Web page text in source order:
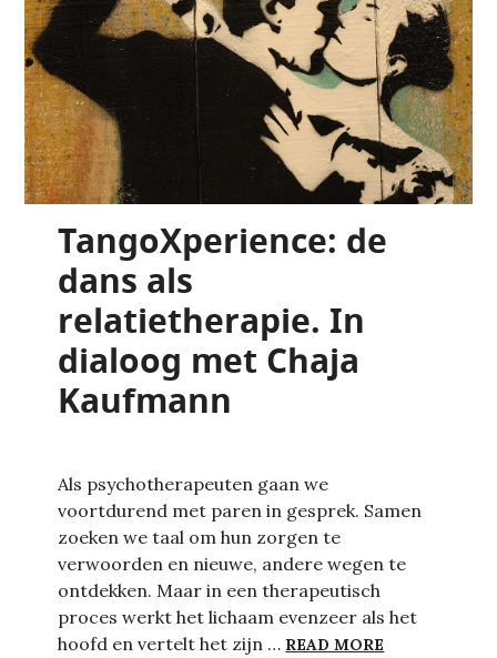
TangoXperience: de
dans als
relatietherapie. In
dialoog met Chaja
Kaufmann
Als psychotherapeuten gaan we
voortdurend met paren in gesprek. Samen
zoeken we taal om hun zorgen te
verwoorden en nieuwe, andere wegen te
ontdekken. Maar in een therapeutisch
proces werkt het lichaam evenzeer als het
hoofd en vertelt het zijn … READ MORE